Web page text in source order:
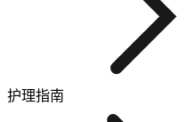
护理指南